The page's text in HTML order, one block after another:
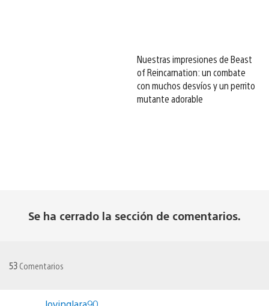
Nuestras impresiones de Beast
of Reincarnation: un combate
con muchos desvíos y un perrito
mutante adorable
Se ha cerrado la sección de comentarios.
53 Comentarios